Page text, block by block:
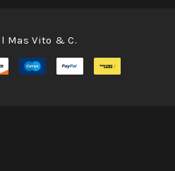
Mas Vito & C.